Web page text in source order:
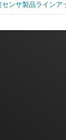
センサ製品ラインア